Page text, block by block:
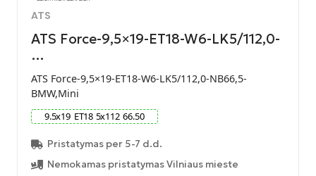
ATS
ATS Force-9,5×19-ET18-W6-LK5/112,0-
…
ATS Force-9,5×19-ET18-W6-LK5/112,0-NB66,5-
BMW,Mini
9.5x19 ET18 5x112 66.50
Pristatymas per 5-7 d.d.
Nemokamas pristatymas Vilniaus mieste